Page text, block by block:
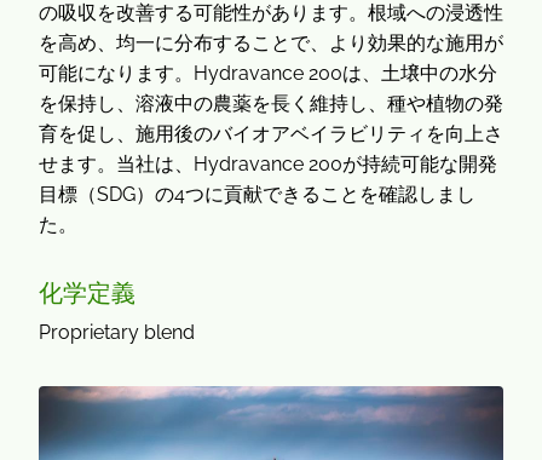
の吸収を改善する可能性があります。根域への浸透性
を高め、均一に分布することで、より効果的な施用が
可能になります。Hydravance 200は、土壌中の水分
を保持し、溶液中の農薬を長く維持し、種や植物の発
育を促し、施用後のバイオアベイラビリティを向上さ
せます。当社は、Hydravance 200が持続可能な開発
目標（SDG）の4つに貢献できることを確認しまし
た。
化学定義
Proprietary blend